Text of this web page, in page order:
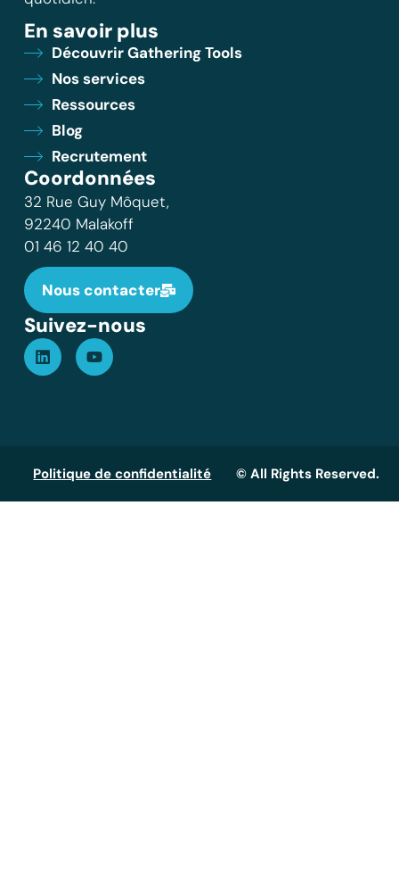
En savoir plus
Découvrir Gathering Tools
Nos services
Ressources
Blog
Recrutement
Coordonnées
32 Rue Guy Môquet,
92240 Malakoff
01 46 12 40 40
Nous contacter
Suivez-nous
Politique de confidentialité © All Rights Reserved.